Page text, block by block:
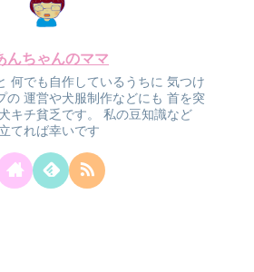
んちゃんのママ
何でも自作しているうちに 気つけ
の 運営や犬服制作などにも 首を突
キチ貧乏です。
私の豆知識など
てれば幸いです